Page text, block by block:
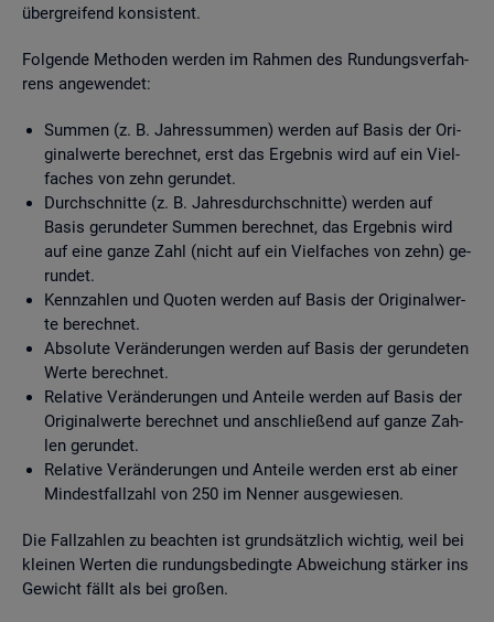
über­grei­fend kon­sis­tent.
Fol­gen­de Me­tho­den wer­den im Rah­men des Run­dungs­ver­fah­
rens an­ge­wen­det:
Sum­men (z. B. Jah­res­sum­men) wer­den auf Basis der Ori­
gi­nal­wer­te be­rech­net, erst das Er­geb­nis wird auf ein Viel­
fa­ches von zehn ge­run­det.
Durch­schnit­te (z. B. Jah­res­durch­schnit­te) wer­den auf
Basis ge­run­de­ter Sum­men be­rech­net, das Er­geb­nis wird
auf eine ganze Zahl (nicht auf ein Viel­fa­ches von zehn) ge­
run­det.
Kenn­zah­len und Quo­ten wer­den auf Basis der Ori­gi­nal­wer­
te be­rech­net.
Ab­so­lu­te Ver­än­de­run­gen wer­den auf Basis der ge­run­de­ten
Werte be­rech­net.
Re­la­ti­ve Ver­än­de­run­gen und An­tei­le wer­den auf Basis der
Ori­gi­nal­wer­te be­rech­net und an­schlie­ßend auf ganze Zah­
len ge­run­det.
Re­la­ti­ve Ver­än­de­run­gen und An­tei­le wer­den erst ab einer
Min­dest­fall­zahl von 250 im Nen­ner aus­ge­wie­sen.
Die Fall­zah­len zu be­ach­ten ist grund­sätz­lich wich­tig, weil bei
klei­nen Wer­ten die run­dungs­be­ding­te Ab­wei­chung stär­ker ins
Ge­wicht fällt als bei gro­ßen.